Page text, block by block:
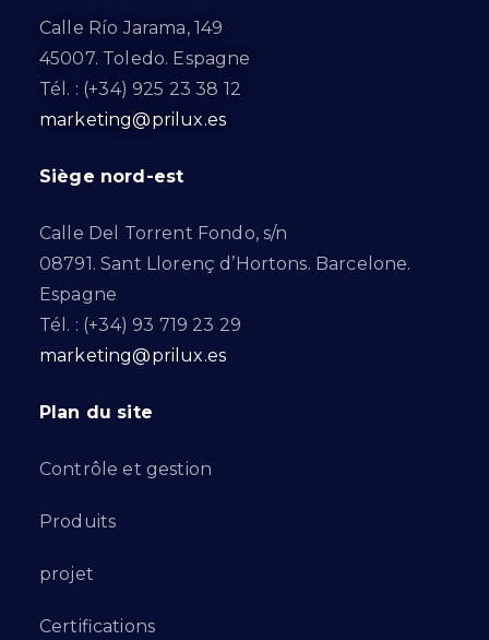
Calle Río Jarama, 149
45007. Toledo. Espagne
Tél. : (+34) 925 23 38 12
marketing@prilux.es
Siège nord-est
Calle Del Torrent Fondo, s/n
08791. Sant Llorenç d’Hortons. Barcelone.
Espagne
Tél. : (+34) 93 719 23 29
marketing@prilux.es
Plan du site
Contrôle et gestion
Produits
projet
Certifications